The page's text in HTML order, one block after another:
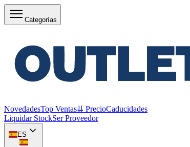
Categorías
NovedadesTop Ventas⇊ PrecioCaducidades
Liquidar StockSer Proveedor
ES